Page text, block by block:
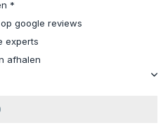
*
google reviews
experts
afhalen